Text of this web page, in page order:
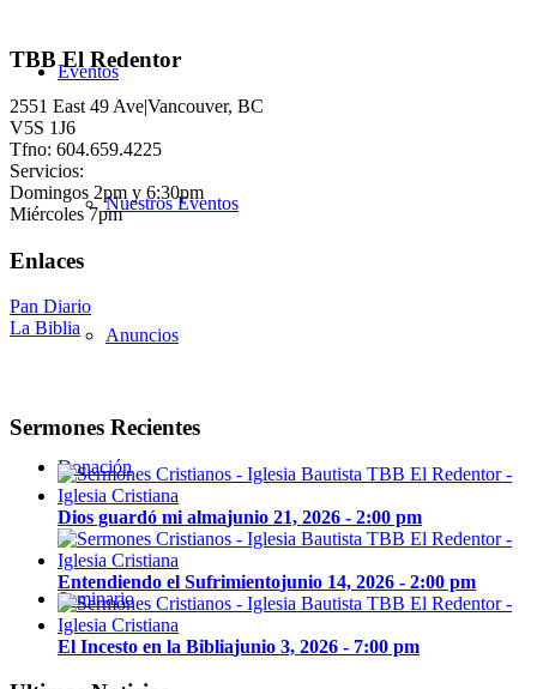
Eventos
Nuestros Eventos
Anuncios
Donación
Seminario
TBB El Redentor
2551 East 49 Ave|Vancouver, BC
V5S 1J6
Tfno: 604.659.4225
Servicios:
Domingos 2pm y 6:30pm
Miércoles 7pm
Enlaces
Pan Diario
La Biblia
Sermones Recientes
Dios guardó mi almajunio 21, 2026 - 2:00 pm
Entendiendo el Sufrimientojunio 14, 2026 - 2:00 pm
El Incesto en la Bibliajunio 3, 2026 - 7:00 pm